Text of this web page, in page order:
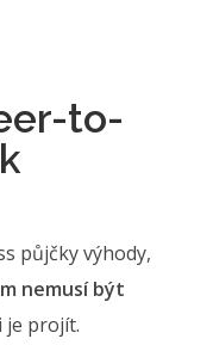
to-
půjčky výhody,
nemusí být
je projít.